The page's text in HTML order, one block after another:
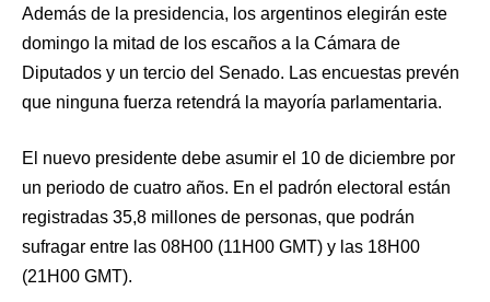
Además de la presidencia, los argentinos elegirán este
domingo la mitad de los escaños a la Cámara de
Diputados y un tercio del Senado. Las encuestas prevén
que ninguna fuerza retendrá la mayoría parlamentaria.
El nuevo presidente debe asumir el 10 de diciembre por
un periodo de cuatro años. En el padrón electoral están
registradas 35,8 millones de personas, que podrán
sufragar entre las 08H00 (11H00 GMT) y las 18H00
(21H00 GMT).